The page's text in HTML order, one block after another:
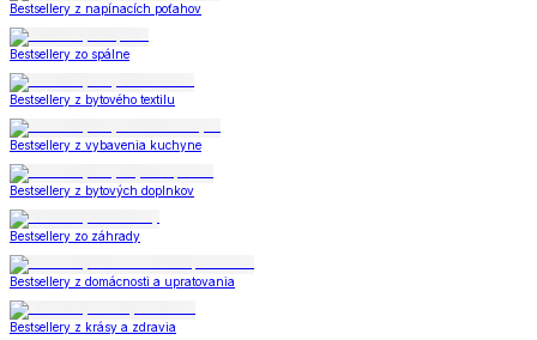
Bestsellery z napínacích poťahov
Bestsellery zo spálne
Bestsellery z bytového textilu
Bestsellery z vybavenia kuchyne
Bestsellery z bytových doplnkov
Bestsellery zo záhrady
Bestsellery z domácnosti a upratovania
Bestsellery z krásy a zdravia